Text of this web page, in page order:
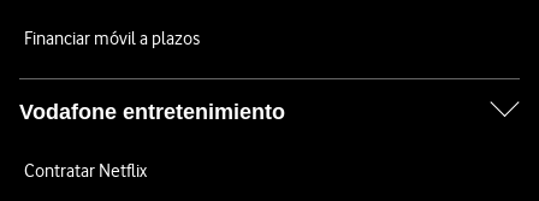
Financiar móvil a plazos
Vodafone entretenimiento
Contratar Netflix